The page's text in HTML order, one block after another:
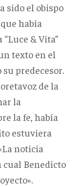
sido el obispo
había
& Vita”
texto en el
predecesor.
de la
la
la fe, había
estuviera
noticia
Benedicto